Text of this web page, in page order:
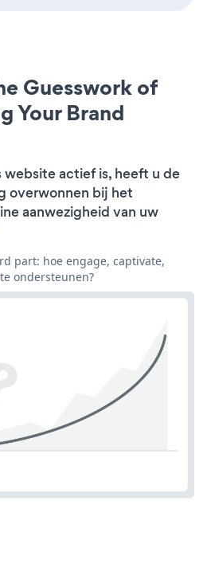
Guesswork of
Your Brand
website actief is, heeft u de
overwonnen bij het
aanwezigheid van uw
part: hoe engage, captivate,
ondersteunen?